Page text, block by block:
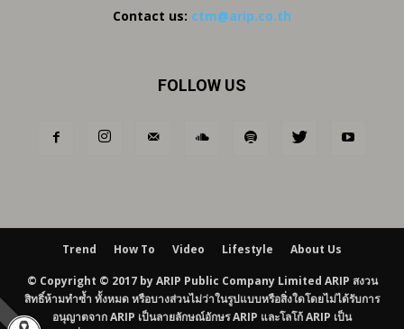
Contact us: ctm@arip.co.th
FOLLOW US
Trend How To Video Lifestyle About Us
© Copyright © 2017 by ARIP Public Company Limited ARIP สงวน
สิทธิ์ห้ามทำซ้ำ ทั้งหมด หรือบางส่วนไม่ว่าในรูปแบบหรือสิ่งใดโดยไม่ได้รับการ
อนุญาตจาก ARIP เป็นลายลักษณ์อักษร ARIP และโลโก้ ARIP เป็น